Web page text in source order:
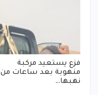
فزع يستعيد مركبة
منهوبة بعد ساعات من
نهبها…